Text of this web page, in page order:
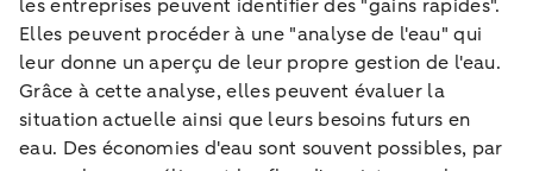
les entreprises peuvent identifier des "gains rapides".
Elles peuvent procéder à une "analyse de l'eau" qui
leur donne un aperçu de leur propre gestion de l'eau.
Grâce à cette analyse, elles peuvent évaluer la
situation actuelle ainsi que leurs besoins futurs en
eau. Des économies d'eau sont souvent possibles, par